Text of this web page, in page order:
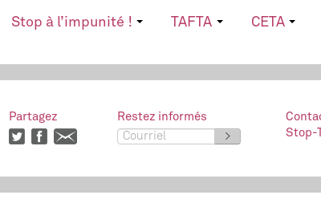
Stop à l’impunité ! TAFTA CETA
Partagez
Restez informés
>
Stop-